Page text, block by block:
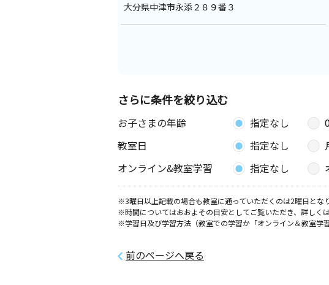
大分県中津市永添２８９番３
さらに条件を絞り込む
お子さまの年齢 指定なし
教室日
指定なし
オンライン&教室学習
指定なし
※3曜日以上記載の場合も教室に通っていただくのは2曜日となり
※時間についてはおおよその目安としてご覧いただき、詳しく
※学習日及び学習方法（教室での学習か「オンライン＆教室学
前のページへ戻る